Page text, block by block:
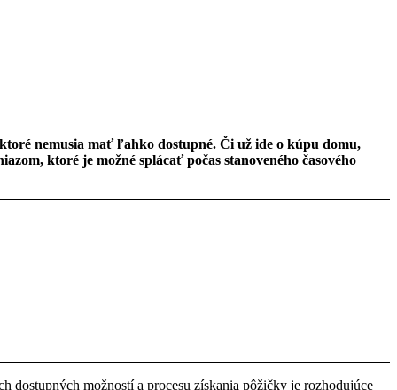
nemusia mať ľahko dostupné. Či už ide o kúpu domu,
ktoré je možné splácať počas stanoveného časového
dostupných možností a procesu získania pôžičky je rozhodujúce